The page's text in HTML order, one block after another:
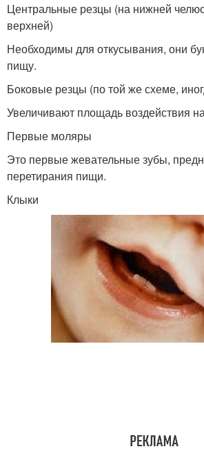
Центральные резцы (на нижней
верхней)
Необходимы для откусывания, они
пищу.
Боковые резцы (по той же схеме,
Увеличивают площадь воздействия
Первые моляры
Это первые жевательные зубы,
перетирания пищи.
Клыки